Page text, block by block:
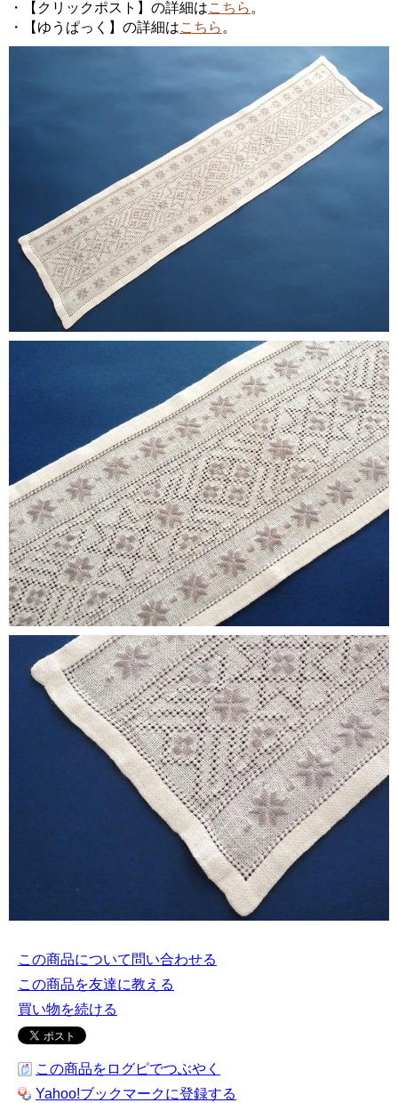
・【クリックポスト】の詳細はこちら 。
・【ゆうぱっく】の詳細はこちら 。
この商品について問い合わせる
この商品を友達に教える
買い物を続ける
この商品をログピでつぶやく
Yahoo!ブックマークに登録する